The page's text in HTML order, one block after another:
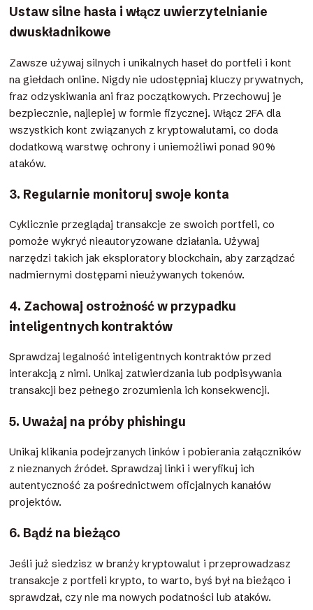
Ustaw silne hasła i włącz uwierzytelnianie
dwuskładnikowe
Zawsze używaj silnych i unikalnych haseł do portfeli i kont
na giełdach online. Nigdy nie udostępniaj kluczy prywatnych,
fraz odzyskiwania ani fraz początkowych. Przechowuj je
bezpiecznie, najlepiej w formie fizycznej. Włącz 2FA dla
wszystkich kont związanych z kryptowalutami, co doda
dodatkową warstwę ochrony i uniemożliwi ponad 90%
ataków.
3. Regularnie monitoruj swoje konta
Cyklicznie przeglądaj transakcje ze swoich portfeli, co
pomoże wykryć nieautoryzowane działania. Używaj
narzędzi takich jak eksploratory blockchain, aby zarządzać
nadmiernymi dostępami nieużywanych tokenów.
4. Zachowaj ostrożność w przypadku
inteligentnych kontraktów
Sprawdzaj legalność inteligentnych kontraktów przed
interakcją z nimi. Unikaj zatwierdzania lub podpisywania
transakcji bez pełnego zrozumienia ich konsekwencji.
5. Uważaj na próby phishingu
Unikaj klikania podejrzanych linków i pobierania załączników
z nieznanych źródeł. Sprawdzaj linki i weryfikuj ich
autentyczność za pośrednictwem oficjalnych kanałów
projektów.
6. Bądź na bieżąco
Jeśli już siedzisz w branży kryptowalut i przeprowadzasz
transakcje z portfeli krypto, to warto, byś był na bieżąco i
sprawdzał, czy nie ma nowych podatności lub ataków.